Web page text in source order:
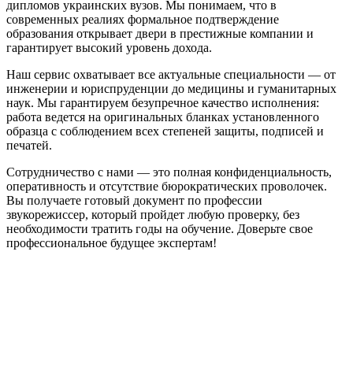
дипломов украинских вузов. Мы понимаем, что в
современных реалиях формальное подтверждение
образования открывает двери в престижные компании и
гарантирует высокий уровень дохода.
Наш сервис охватывает все актуальные специальности — от
инженерии и юриспруденции до медицины и гуманитарных
наук. Мы гарантируем безупречное качество исполнения:
работа ведется на оригинальных бланках установленного
образца с соблюдением всех степеней защиты, подписей и
печатей.
Сотрудничество с нами — это полная конфиденциальность,
оперативность и отсутствие бюрократических проволочек.
Вы получаете готовый документ по профессии
звукорежиссер, который пройдет любую проверку, без
необходимости тратить годы на обучение. Доверьте свое
профессиональное будущее экспертам!